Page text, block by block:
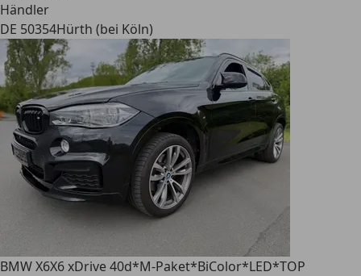
Händler
DE 50354Hürth (bei Köln)
BMW X6X6 xDrive 40d*M-Paket*BiColor*LED*TOP